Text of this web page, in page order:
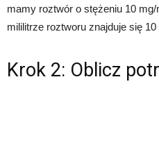
mamy roztwór o stężeniu 10
mililitrze roztworu znajduje się
Krok 2: Oblicz